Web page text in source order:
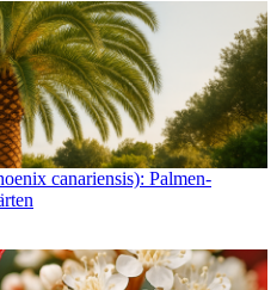
canariensis): Palmen-